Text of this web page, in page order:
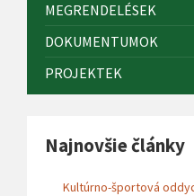
MEGRENDELÉSEK
DOKUMENTUMOK
PROJEKTEK
Najnovšie články
Kultúrno-športová